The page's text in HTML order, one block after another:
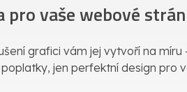
vaše webové
grafici vám jej vytvoří na
jen perfektní design pro